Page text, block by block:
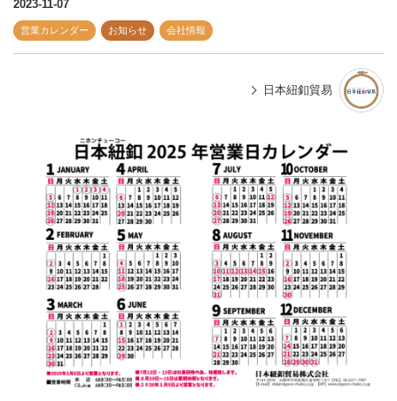
2023-11-07
営業カレンダー お知らせ 会社情報
日本紐釦貿易